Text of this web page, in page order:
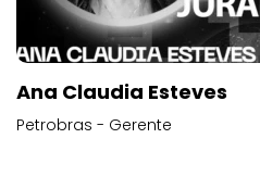
Ana Claudia Esteves
Petrobras - Gerente